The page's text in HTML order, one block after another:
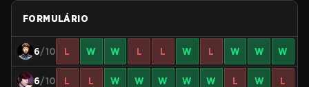
FORMULÁRIO
6/10 L W W L L W L W W W
6/10 L L W W W W W L W L